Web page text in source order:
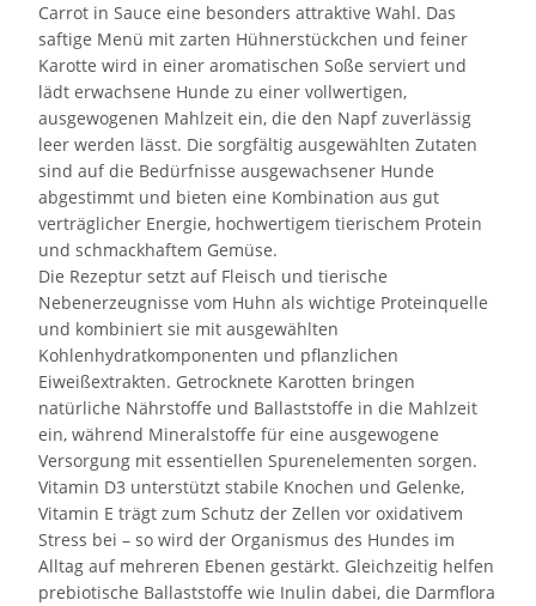
Carrot in Sauce eine besonders attraktive Wahl. Das
saftige Menü mit zarten Hühnerstückchen und feiner
Karotte wird in einer aromatischen Soße serviert und
lädt erwachsene Hunde zu einer vollwertigen,
ausgewogenen Mahlzeit ein, die den Napf zuverlässig
leer werden lässt. Die sorgfältig ausgewählten Zutaten
sind auf die Bedürfnisse ausgewachsener Hunde
abgestimmt und bieten eine Kombination aus gut
verträglicher Energie, hochwertigem tierischem Protein
und schmackhaftem Gemüse.
Die Rezeptur setzt auf Fleisch und tierische
Nebenerzeugnisse vom Huhn als wichtige Proteinquelle
und kombiniert sie mit ausgewählten
Kohlenhydratkomponenten und pflanzlichen
Eiweißextrakten. Getrocknete Karotten bringen
natürliche Nährstoffe und Ballaststoffe in die Mahlzeit
ein, während Mineralstoffe für eine ausgewogene
Versorgung mit essentiellen Spurenelementen sorgen.
Vitamin D3 unterstützt stabile Knochen und Gelenke,
Vitamin E trägt zum Schutz der Zellen vor oxidativem
Stress bei – so wird der Organismus des Hundes im
Alltag auf mehreren Ebenen gestärkt. Gleichzeitig helfen
prebiotische Ballaststoffe wie Inulin dabei, die Darmflora